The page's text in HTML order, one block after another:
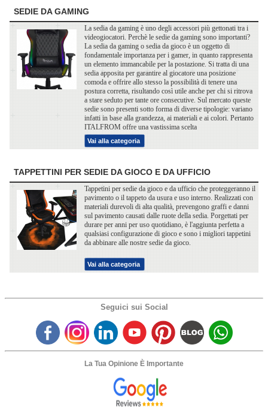
SEDIE DA GAMING
La sedia da gaming è uno degli accessori più gettonati tra i
videogiocatori. Perchè le sedie da gaming sono importanti?
La sedia da gaming o sedia da gioco è un oggetto di
fondamentale importanza per i gamer, in quanto rappresenta
un elemento immancabile per la postazione. Si tratta di una
sedia apposita per garantire al giocatore una posizione
comoda e offrire allo stesso la possibilità di tenere una
postura corretta, risultando così utile anche per chi si ritrova
a stare seduto per tante ore consecutive. Sul mercato queste
sedie sono presenti sotto forma di diverse tipologie: variano
infatti in base alla grandezza, ai materiali e ai colori. Pertanto
ITALFROM offre una vastissima scelta
Vai alla categoria
TAPPETTINI PER SEDIE DA GIOCO E DA UFFICIO
Tappetini per sedie da gioco e da ufficio che proteggeranno il
pavimento o il tappeto da usura e uso interno. Realizzati con
materiali durevoli di alta qualità, prevengono graffi e danni
sul pavimento causati dalle ruote della sedia. Porgettati per
durare per anni per uso quotidiano, è l'aggiunta perfetta a
qualsiasi configurazione di gioco e sono i migliori tappetini
da abbinare alle nostre sedie da gioco.
Vai alla categoria
Seguici sui Social
La Tua Opinione È Importante